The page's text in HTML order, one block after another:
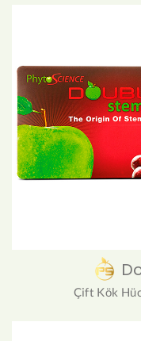
Çift Kök